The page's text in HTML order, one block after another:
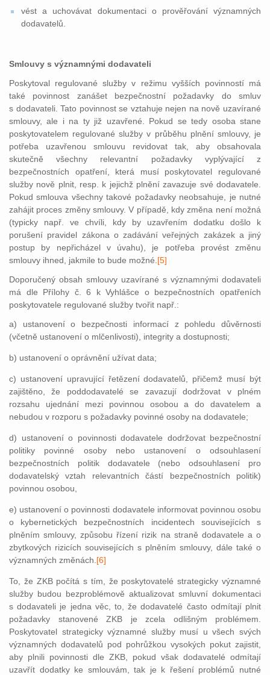
vést a uchovávat dokumentaci o prověřování významných
dodavatelů.
Smlouvy s významnými dodavateli
Poskytoval regulované služby v režimu vyšších povinností má
také povinnost zanášet bezpečnostní požadavky do smluv
s dodavateli. Tato povinnost se vztahuje nejen na nově uzavírané
smlouvy, ale i na ty již uzavřené. Pokud se tedy osoba stane
poskytovatelem regulované služby v průběhu plnění smlouvy, je
potřeba uzavřenou smlouvu revidovat tak, aby obsahovala
skutečně všechny relevantní požadavky vyplývající z
bezpečnostních opatření, která musí poskytovatel regulované
služby nově plnit, resp. k jejichž plnění zavazuje své dodavatele.
Pokud smlouva všechny takové požadavky neobsahuje, je nutné
zahájit proces změny smlouvy. V případě, kdy změna není možná
(typicky např. ve chvíli, kdy by uzavřením dodatku došlo k
porušení pravidel zákona o zadávání veřejných zakázek a jiný
postup by nepřicházel v úvahu), je potřeba provést změnu
smlouvy ihned, jakmile to bude možné. [5]
Doporučený obsah smlouvy uzavírané s významnými dodavateli
má dle Přílohy č. 6 k Vyhlášce o bezpečnostních opatřeních
poskytovatele regulované služby tvořit např.:
a) ustanovení o bezpečnosti informací z pohledu důvěrnosti
(včetně ustanovení o mlčenlivosti), integrity a dostupnosti;
b) ustanovení o oprávnění užívat data;
c) ustanovení upravující řetězení dodavatelů, přičemž musí být
zajištěno, že poddodavatelé se zavazují dodržovat v plném
rozsahu ujednání mezi povinnou osobou a do davatelem a
nebudou v rozporu s požadavky povinné osoby na dodavatele;
d) ustanovení o povinnosti dodavatele dodržovat bezpečnostní
politiky povinné osoby nebo ustanovení o odsouhlasení
bezpečnostních politik dodavatele (nebo odsouhlasení pro
dodavatelský vztah relevantních částí bezpečnostních politik)
povinnou osobou,
e) ustanovení o povinnosti dodavatele informovat povinnou osobu
o kybernetických bezpečnostních incidentech souvisejících s
plněním smlouvy, způsobu řízení rizik na straně dodavatele a o
zbytkových rizicích souvisejících s plněním smlouvy, dále také o
významných změnách. [6]
To, že ZKB počítá s tím, že poskytovatelé strategicky významné
služby budou bezproblémově aktualizovat smluvní dokumentaci
s dodavateli je jedna věc, to, že dodavatelé často odmítají plnit
požadavky stanovené ZKB je zcela odlišným problémem.
Poskytovatel strategicky významné služby musí u všech svých
významných dodavatelů pod pohrůžkou vysokých pokut zajistit,
aby plnili povinnosti dle ZKB, pokud však dodavatelé odmítají
uzavřít dodatky ke smlouvám, tak je k řešení problémů nutné